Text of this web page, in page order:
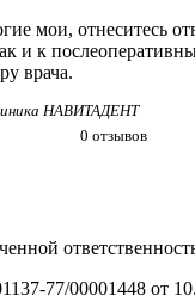
мои, отнеситесь
и к
врача.
НАВИТАДЕНТ
0 отзывов
77/00001448 от